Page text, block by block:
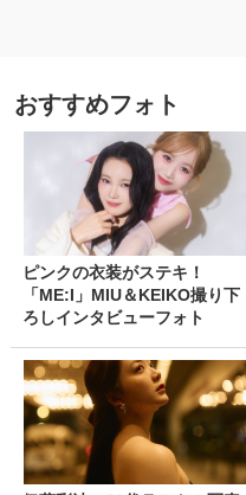
おすすめフォト
ピンクの衣装がステキ！
「ME:I」MIU＆KEIKO撮り下
ろしインタビューフォト